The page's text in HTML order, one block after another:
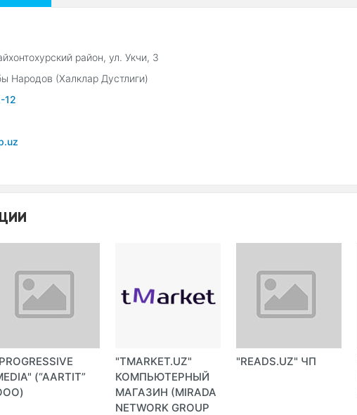
район, ул. Укчи, 3
Народов (Халклар Дустлиги)
12
(“AARTIT”
"TMARKET.UZ"
КОМПЬЮТЕРНЫЙ
МАГАЗИН (MIRADA
NETWORK GROUP
"READS.UZ" ЧП